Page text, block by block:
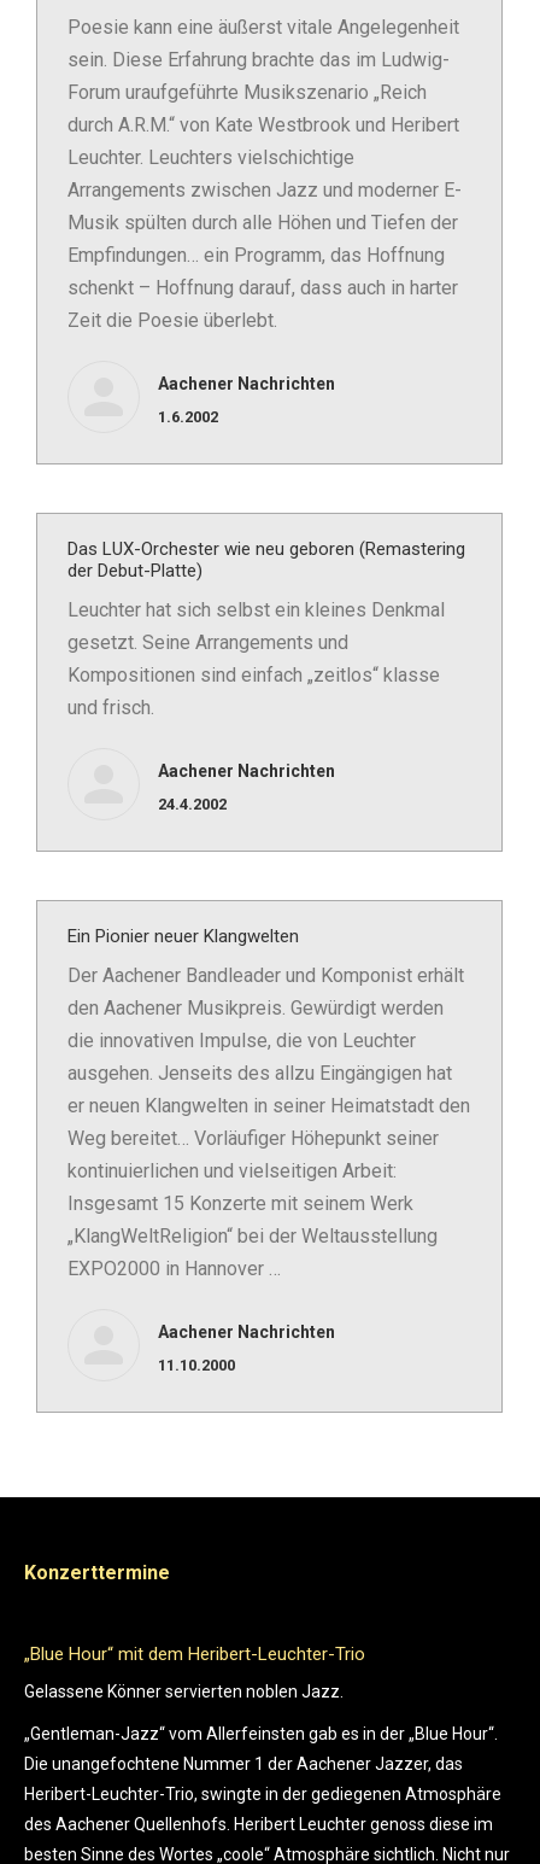
Poesie kann eine äußerst vitale Angelegenheit
sein. Diese Erfahrung brachte das im Ludwig-
Forum uraufgeführte Musikszenario „Reich
durch A.R.M.“ von Kate Westbrook und Heribert
Leuchter. Leuchters vielschichtige
Arrangements zwischen Jazz und moderner E-
Musik spülten durch alle Höhen und Tiefen der
Empfindungen… ein Programm, das Hoffnung
schenkt – Hoffnung darauf, dass auch in harter
Zeit die Poesie überlebt.
Aachener Nachrichten
1.6.2002
Das LUX-Orchester wie neu geboren (Remastering
der Debut-Platte)
Leuchter hat sich selbst ein kleines Denkmal
gesetzt. Seine Arrangements und
Kompositionen sind einfach „zeitlos“ klasse
und frisch.
Aachener Nachrichten
24.4.2002
Ein Pionier neuer Klangwelten
Der Aachener Bandleader und Komponist erhält
den Aachener Musikpreis. Gewürdigt werden
die innovativen Impulse, die von Leuchter
ausgehen. Jenseits des allzu Eingängigen hat
er neuen Klangwelten in seiner Heimatstadt den
Weg bereitet… Vorläufiger Höhepunkt seiner
kontinuierlichen und vielseitigen Arbeit:
Insgesamt 15 Konzerte mit seinem Werk
„KlangWeltReligion“ bei der Weltausstellung
EXPO2000 in Hannover …
Aachener Nachrichten
11.10.2000
Konzerttermine
mit dem Heribert-Leuchter-Trio
Könner servierten noblen Jazz.
Jazz“ vom Allerfeinsten gab es in der „Blue Hour“.
Nummer 1 der Aachener Jazzer, das
Leuchter-Trio, swingte in der gediegenen Atmosphäre
Quellenhofs. Heribert Leuchter genoss diese im
des Wortes „coole“ Atmosphäre sichtlich. Nicht nur
Neues. Er
sich und sein
des
auch seine